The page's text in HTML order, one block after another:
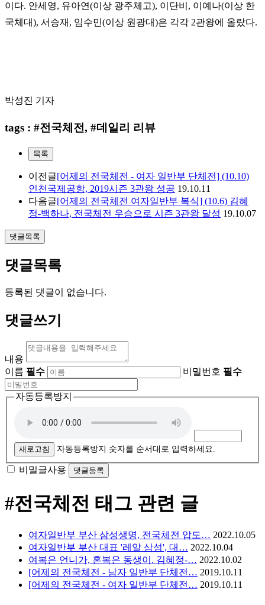
이다. 안세영, 유아연(이상 광주체고), 이단비, 이예나(이상 한
국체대), 서승재, 임수민(이상 원광대)은 각각 2관왕에 올랐다.
박성진 기자
tags : #전국체전, #데일리 리뷰
목록
이전글[어제의 전국체전 - 여자 일반부 단체전] (10.10)
인천국제공항, 2019시즌 3관왕 성공 19.10.11
다음글[어제의 전국체전 여자일반부 복식] (10.6) 김혜
정-백하나, 전국체전 우승으로 시즌 3관왕 달성 19.10.07
댓글목록
댓글목록
등록된 댓글이 없습니다.
댓글쓰기
내용
이름 필수 비밀번호 필수
자동등록방지
새로고침 자동등록방지 숫자를 순서대로 입력하세요.
비밀글사용
#전국체전 태그 관련 글
여자일반부 부산 삼성생명, 전국체전 압도… 2022.10.05
여자일반부 부산 대표 '레알 삼성', 대… 2022.10.04
여복은 언니가, 혼복은 동생이. 김혜정-… 2022.10.02
[어제의 전국체전 - 남자 일반부 단체전… 2019.10.11
[어제의 전국체전 - 여자 일반부 단체전… 2019.10.11